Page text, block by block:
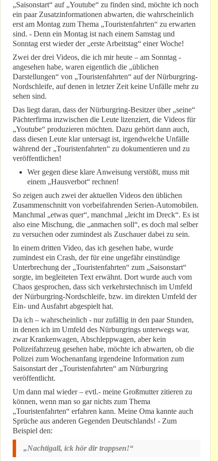
„Saisonstart“ auf „Youtube“ zu finden sind, möchte ich noch
ein paar Zusatzinformationen abwarten, die wahrscheinlich
erst am Montag zum Thema „Touristenfahrten“ zu erwarten
sind. - Denn ein Montag ist nach einem Samstag und
Sonntag erst wieder der „erste Arbeitstag“ einer Woche!
Zwei der drei Videos, die ich mir heute – am Sonntag -
angesehen habe, waren eigentlich die „üblichen
Darstellungen“ von „Touristenfahrten“ auf der Nürburgring-
Nordschleife, auf denen in letzter Zeit keine Unfälle mehr zu
sehen sind.
Das liegt daran, dass der Nürburgring-Besitzer über „seine“
Pächterfirma inzwischen die Leute lizenziert, die Videos für
„Youtube“ produzieren möchten. Dazu gehört dann auch,
dass diesen Leute klar untersagt ist, irgendwelche Unfälle
während der „Touristenfahrten“ zu dokumentieren und zu
veröffentlichen!
Wer gegen diese klare Anweisung verstößt, muss mit
einem „Hausverbot“ rechnen!
So zeigen auch zwei der aktuellen Videos den üblichen
Zusammenschnitt von vorbeifahrenden Serien-Automobilen.
Manchmal „etwas quer“, manchmal „leicht im Dreck“. Es ist
also eine Mischung, die „anmachen soll“, es doch mal selber
zu versuchen oder zumindest als Zuschauer dabei zu sein.
In einem dritten Video, das ich gesehen habe, wurde
zumindest ein Crash, der für eine ungefähr einstündige
Unterbrechung der „Touristenfahrten“ zum „Saisonstart“
sorgte, im begleiteten Text erwähnt. Dort wurde auch vom
Chaos gesprochen, dass sich verkehrstechnisch im Umfeld
der Nürburgring-Nordschleife, bzw. im direkten Umfeld der
Ein- und Ausfahrt abgespielt hat.
Da ich – wahrscheinlich - nur zufällig in den paar Stunden,
in denen ich im Umfeld des Nürburgrings unterwegs war,
zwar Krankenwagen, Abschleppwagen, aber kein
Polizeifahrzeug gesehen habe, möchte ich abwarten, ob die
Polizei zum Wochenanfang irgendeine Information zum
Saisonstart der „Touristenfahrten“ am Nürburgring
veröffentlicht.
Um dann mal wieder – evtl.- meine Großmutter zitieren zu
können, wenn man so gar nichts zum Thema
„Touristenfahrten“ erfahren kann. Meine Oma kannte auch
Sprüche aus anderen Gegenden Deutschlands! - Zum
Beispiel den:
„Nachtigall, ick hör dir trappsen!“